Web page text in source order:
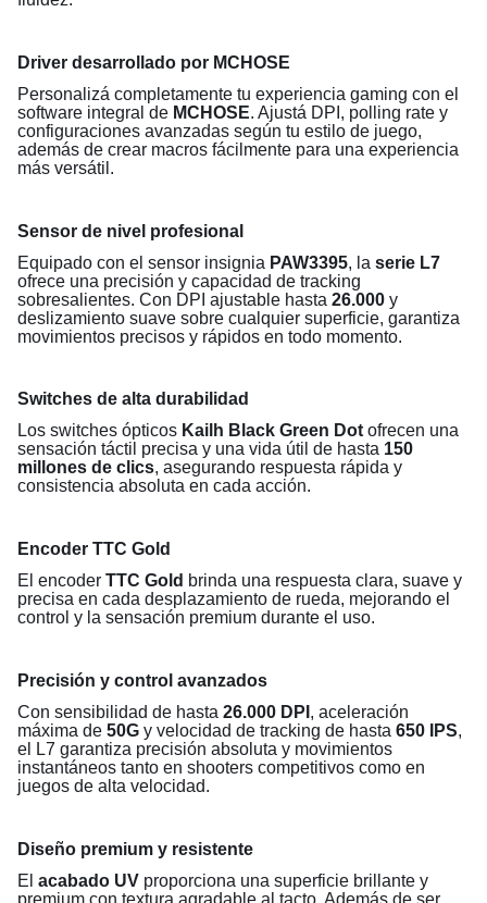
Driver desarrollado por MCHOSE
Personalizá completamente tu experiencia gaming con el
software integral de MCHOSE. Ajustá DPI, polling rate y
configuraciones avanzadas según tu estilo de juego,
además de crear macros fácilmente para una experiencia
más versátil.
Sensor de nivel profesional
Equipado con el sensor insignia PAW3395, la serie L7
ofrece una precisión y capacidad de tracking
sobresalientes. Con DPI ajustable hasta 26.000 y
deslizamiento suave sobre cualquier superficie, garantiza
movimientos precisos y rápidos en todo momento.
Switches de alta durabilidad
Los switches ópticos Kailh Black Green Dot ofrecen una
sensación táctil precisa y una vida útil de hasta 150
millones de clics, asegurando respuesta rápida y
consistencia absoluta en cada acción.
Encoder TTC Gold
El encoder TTC Gold brinda una respuesta clara, suave y
precisa en cada desplazamiento de rueda, mejorando el
control y la sensación premium durante el uso.
Precisión y control avanzados
Con sensibilidad de hasta 26.000 DPI , aceleración
máxima de 50G y velocidad de tracking de hasta 650 IPS,
el L7 garantiza precisión absoluta y movimientos
instantáneos tanto en shooters competitivos como en
juegos de alta velocidad.
Diseño premium y resistente
El acabado UV proporciona una superficie brillante y
premium con textura agradable al tacto. Además de ser